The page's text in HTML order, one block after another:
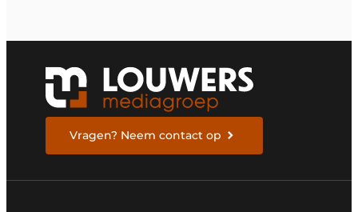
Vragen? Neem contact op